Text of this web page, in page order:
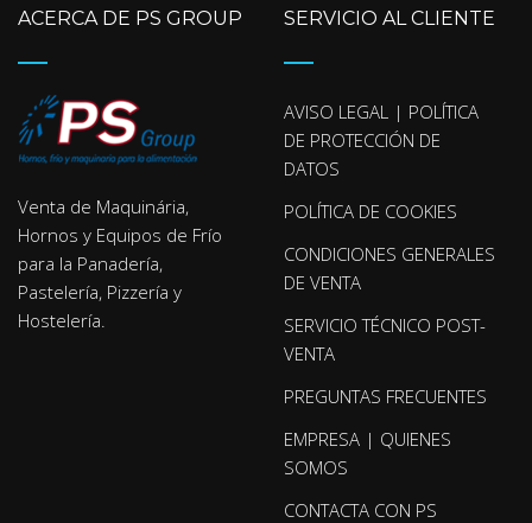
ACERCA DE PS GROUP
Venta de Maquinária,
Hornos y Equipos de Frío
para la Panadería,
Pastelería, Pizzería y
Hostelería.
SERVICIO AL CLIENTE
AVISO LEGAL | POLÍTICA
DE PROTECCIÓN DE
DATOS
POLÍTICA DE COOKIES
CONDICIONES GENERALES
DE VENTA
SERVICIO TÉCNICO POST-
VENTA
PREGUNTAS FRECUENTES
EMPRESA | QUIENES
SOMOS
CONTACTA CON PS